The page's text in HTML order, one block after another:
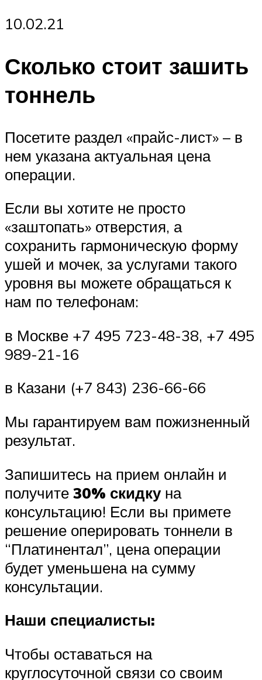
10.02.21
Сколько стоит зашить
тоннель
Посетите раздел «прайс-лист» – в
нем указана актуальная цена
операции.
Если вы хотите не просто
«заштопать» отверстия, а
сохранить гармоническую форму
ушей и мочек, за услугами такого
уровня вы можете обращаться к
нам по телефонам:
в Москве +7 495 723-48-38, +7 495
989-21-16
в Казани (+7 843) 236-66-66
Мы гарантируем вам пожизненный
результат.
Запишитесь на прием онлайн и
получите 30% скидкуна
консультацию! Если вы примете
решение оперировать тоннели в
“Платинентал”, цена операции
будет уменьшена на сумму
консультации.
Наши специалисты:
Чтобы оставаться на
круглосуточной связи со своим